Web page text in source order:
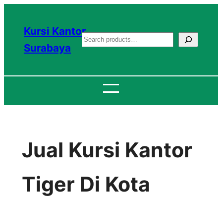
konten
Kursi Kantor
Surabaya
S
a
c
Jual Kursi Kantor
Tiger Di Kota